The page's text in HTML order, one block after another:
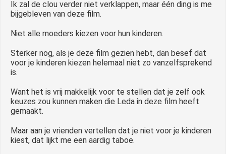
Ik zal de clou verder niet verklappen, maar één ding is me
bijgebleven van deze film.
Niet alle moeders kiezen voor hun kinderen.
Sterker nog, als je deze film gezien hebt, dan besef dat
voor je kinderen kiezen helemaal niet zo vanzelfsprekend
is.
Want het is vrij makkelijk voor te stellen dat je zelf ook
keuzes zou kunnen maken die Leda in deze film heeft
gemaakt.
Maar aan je vrienden vertellen dat je niet voor je kinderen
kiest, dat lijkt me een aardig taboe.